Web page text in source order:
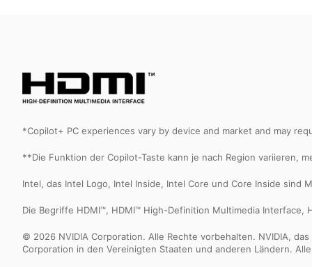
*Copilot+ PC experiences vary by device and market and may
**Die Funktion der Copilot-Taste kann je nach Region variieren,
Intel, das Intel Logo, Intel Inside, Intel Core und Core Inside
Die Begriffe HDMI™, HDMI™ High-Definition Multimedia Interface,
© 2026 NVIDIA Corporation. Alle Rechte vorbehalten. NVIDIA,
Corporation in den Vereinigten Staaten und anderen Ländern.